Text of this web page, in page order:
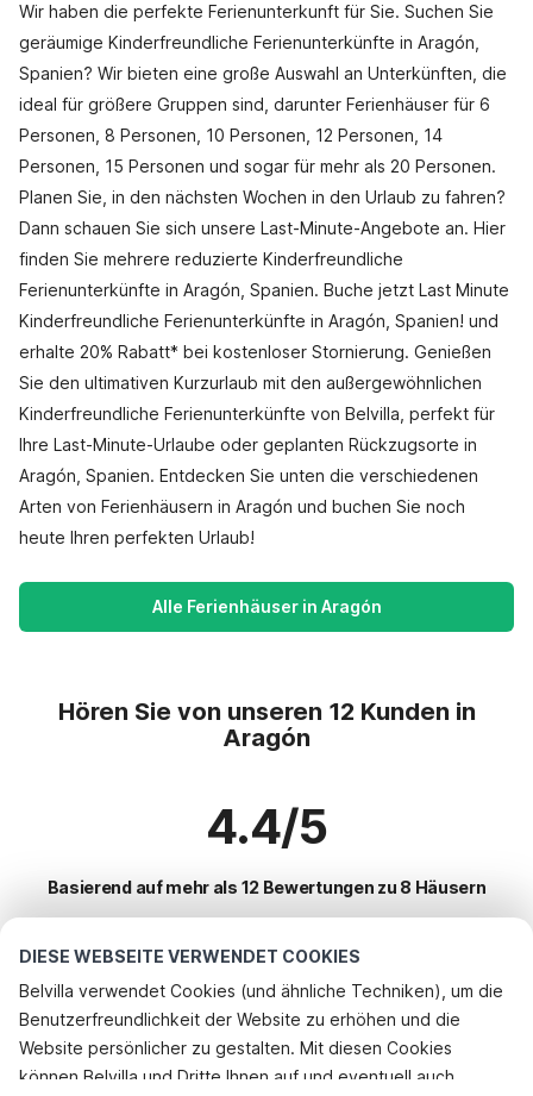
DIESE WEBSEITE VERWENDET COOKIES
Belvilla verwendet Cookies (und ähnliche Techniken), um die
Benutzerfreundlichkeit der Website zu erhöhen und die
Website persönlicher zu gestalten. Mit diesen Cookies
können Belvilla und Dritte Ihnen auf und eventuell auch
Wir haben die perfekte Ferienunterkunft für Sie. Suchen Sie
geräumige Kinderfreundliche Ferienunterkünfte in Aragón,
Spanien? Wir bieten eine große Auswahl an Unterkünften, die
ideal für größere Gruppen sind, darunter Ferienhäuser für 6
Personen, 8 Personen, 10 Personen, 12 Personen, 14
Personen, 15 Personen und sogar für mehr als 20 Personen.
Planen Sie, in den nächsten Wochen in den Urlaub zu fahren?
Dann schauen Sie sich unsere Last-Minute-Angebote an. Hier
finden Sie mehrere reduzierte Kinderfreundliche
Ferienunterkünfte in Aragón, Spanien. Buche jetzt Last Minute
Kinderfreundliche Ferienunterkünfte in Aragón, Spanien! und
erhalte 20% Rabatt* bei kostenloser Stornierung. Genießen
Sie den ultimativen Kurzurlaub mit den außergewöhnlichen
Kinderfreundliche Ferienunterkünfte von Belvilla, perfekt für
Ihre Last-Minute-Urlaube oder geplanten Rückzugsorte in
Aragón, Spanien. Entdecken Sie unten die verschiedenen
Arten von Ferienhäusern in Aragón und buchen Sie noch
heute Ihren perfekten Urlaub!
Alle Ferienhäuser in Aragón
Hören Sie von unseren 12 Kunden in
Aragón
4.4/5
Basierend auf mehr als 12 Bewertungen zu 8 Häusern
Beliebteste Reiseziele für Urlaub
Beliebte Ausstattungen für Urlaub in Aragón
Ferienhaus mit Schwimmbad
Top-Regionen mit Top-Annehmlichkeiten für den Urlaub